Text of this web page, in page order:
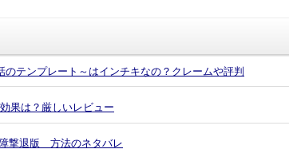
テンプレート～はインチキなの？クレームや評判
果は？厳しいレビュー
撃退版 方法のネタバレ